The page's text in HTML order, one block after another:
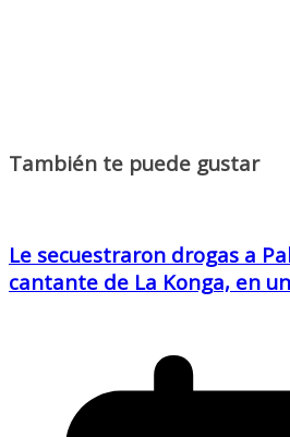
También te puede gustar
Le secuestraron drogas a
cantante de La Konga, en